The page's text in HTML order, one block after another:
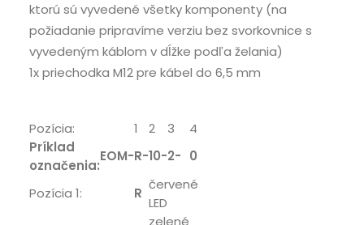
ktorú sú vyvedené všetky komponenty (na
požiadanie pripravíme verziu bez svorkovnice s
vyvedeným káblom v dĺžke podľa želania)
1x priechodka M12 pre kábel do 6,5 mm
Pozícia: 1 2 3
4
Príklad
označenia:
EOM-R-10-2- 0
Pozícia 1: R
červené
LED
zelené